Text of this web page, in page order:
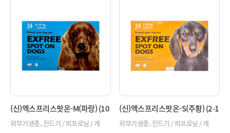
(신)엑스프리스팟온-M(파랑) (10
-20K)
외부기생충, 진드기 / 피프로닐 / 개
(신)엑스프리스팟온-S(주황) (2-1
0K)
외부기생충, 진드기 / 피프로닐 / 개